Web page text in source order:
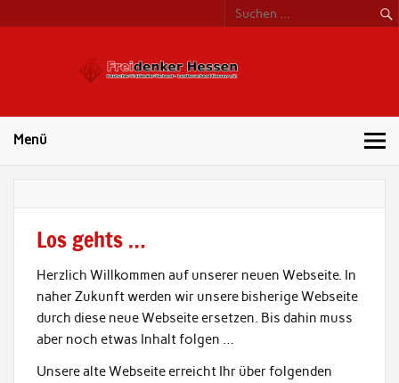
Menü
Los gehts …
Herzlich Willkommen auf unserer neuen Webseite. In
naher Zukunft werden wir unsere bisherige Webseite
durch diese neue Webseite ersetzen. Bis dahin muss
aber noch etwas Inhalt folgen …
Unsere alte Webseite erreicht Ihr über folgenden